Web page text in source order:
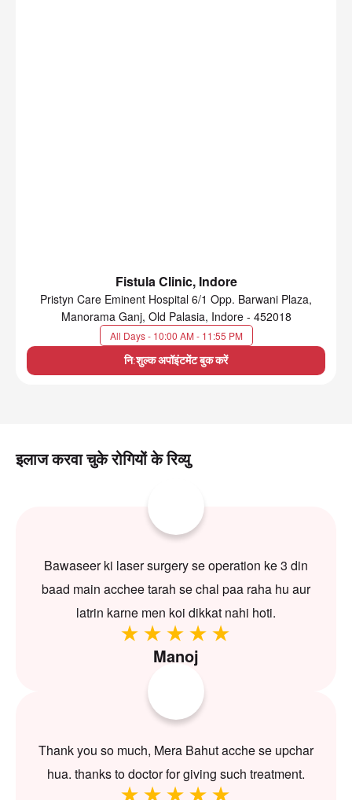
Fistula Clinic, Indore
Pristyn Care Eminent Hospital 6/1 Opp. Barwani Plaza,
Manorama Ganj, Old Palasia, Indore - 452018
All Days - 10:00 AM - 11:55 PM
नि:शुल्क अपॉइंटमेंट बुक करें
इलाज करवा चुके रोगियों के रिव्यु
Bawaseer ki laser surgery se operation ke 3 din
baad main acchee tarah se chal paa raha hu aur
latrin karne men koi dikkat nahi hoti.
Manoj
Thank you so much, Mera Bahut acche se upchar
hua. thanks to doctor for giving such treatment.